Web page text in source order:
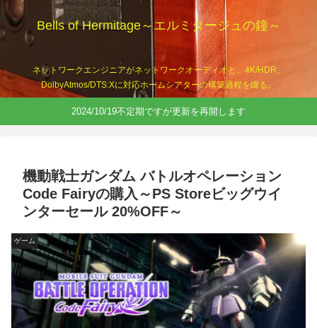
Bells of Hermitage～エルミタージュの鐘～
ネットワークエンジニアがネットワークオーディオと、4K/HDR、
DolbyAtmos/DTS:Xに対応ホームシアターの構築過程を綴る。
2024/10/19不定期ですが更新を再開します
機動戦士ガンダム バトルオペレーション
Code Fairyの購入～PS Storeビッグウイ
ンターセール 20%OFF～
ゲーム